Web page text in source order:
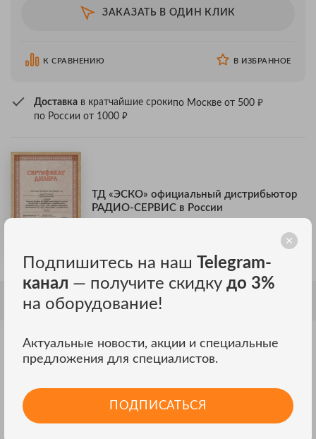
ЗАКАЗАТЬ В ОДИН КЛИК
К СРАВНЕНИЮ В ИЗБРАННОЕ
Доставка в кратчайшие срокипо Москве от 500 ₽
по России от 1000 ₽
ТД «ЭСКО» официальный дистрибьютор
РАДИО-СЕРВИС в России
ОПИСАНИЕ
Описание Радио-Сервис Кабель
измерительный экранированный 1,5м,
Поставляется к мегаомметрам Е6-32, произведенным после 2
квартала 2018г., с номерами после 5427 и мегаомметрам Е6-
Подпишитесь на наш Telegram-
канал — получите скидку до 3%
на оборудование!
Актуальные новости, акции и специальные
предложения для специалистов.
ПОДПИСАТЬСЯ